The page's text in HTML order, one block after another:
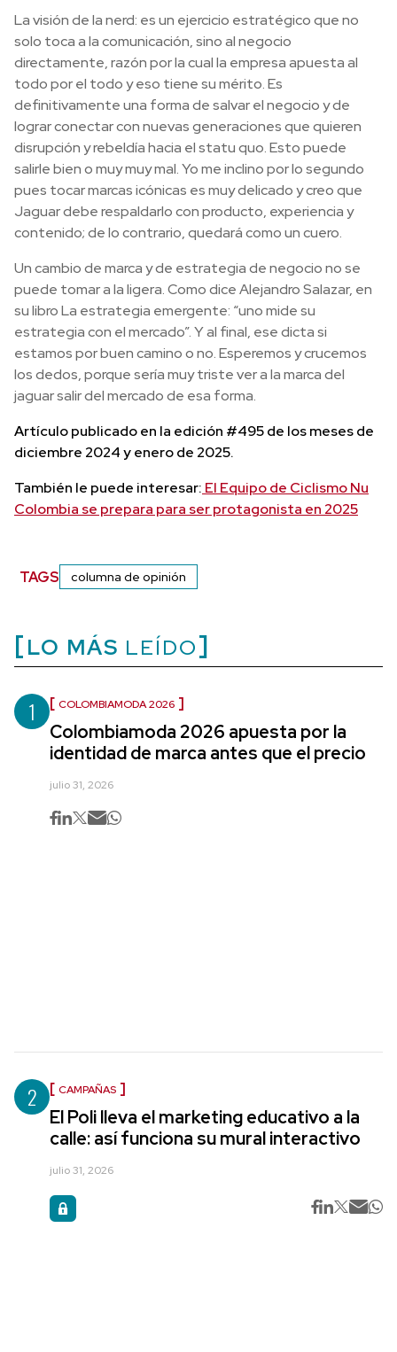
La visión de la nerd: es un ejercicio estratégico que no
solo toca a la comunicación, sino al negocio
directamente, razón por la cual la empresa apuesta al
todo por el todo y eso tiene su mérito. Es
definitivamente una forma de salvar el negocio y de
lograr conectar con nuevas generaciones que quieren
disrupción y rebeldía hacia el statu quo. Esto puede
salirle bien o muy muy mal. Yo me inclino por lo segundo
pues tocar marcas icónicas es muy delicado y creo que
Jaguar debe respaldarlo con producto, experiencia y
contenido; de lo contrario, quedará como un cuero.
Un cambio de marca y de estrategia de negocio no se
puede tomar a la ligera. Como dice Alejandro Salazar, en
su libro La estrategia emergente: “uno mide su
estrategia con el mercado”. Y al final, ese dicta si
estamos por buen camino o no. Esperemos y crucemos
los dedos, porque sería muy triste ver a la marca del
jaguar salir del mercado de esa forma.
Artículo publicado en la edición #495 de los meses de
diciembre 2024 y enero de 2025.
También le puede interesar: El Equipo de Ciclismo Nu
Colombia se prepara para ser protagonista en 2025
TAGS columna de opinión
LO MÁS LEÍDO
1 COLOMBIAMODA 2026
Colombiamoda 2026 apuesta por la
identidad de marca antes que el precio
julio 31, 2026
2 CAMPAÑAS
El Poli lleva el marketing educativo a la
calle: así funciona su mural interactivo
julio 31, 2026